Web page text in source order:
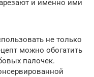
и именно ими
не только
можно обогатить
палочек.